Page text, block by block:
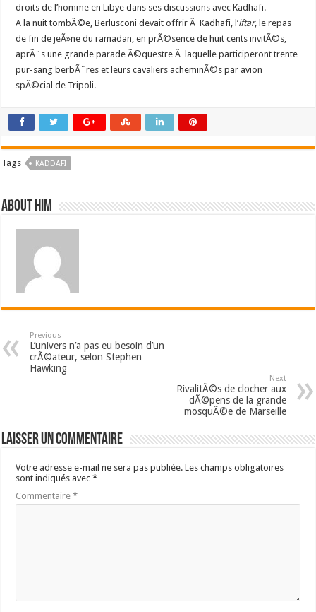
droits de l’homme en Libye dans ses discussions avec Kadhafi.
A la nuit tombÃ©e, Berlusconi devait offrir Ã Kadhafi, l’iftar, le repas
de fin de jeÃ»ne du ramadan, en prÃ©sence de huit cents invitÃ©s,
aprÃ¨s une grande parade Ã©questre Ã laquelle participeront trente
pur-sang berbÃ¨res et leurs cavaliers acheminÃ©s par avion
spÃ©cial de Tripoli.
Tags KADDAFI
About him
Previous
L’univers n’a pas eu besoin d’un
crÃ©ateur, selon Stephen
Hawking
Next
RivalitÃ©s de clocher aux
dÃ©pens de la grande
mosquÃ©e de Marseille
Laisser un commentaire
Votre adresse e-mail ne sera pas publiée. Les champs obligatoires
sont indiqués avec*
Commentaire*